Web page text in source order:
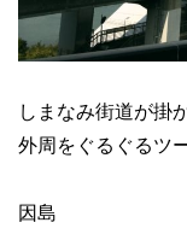
しまなみ街道が掛
外周をぐるぐるツ
因島